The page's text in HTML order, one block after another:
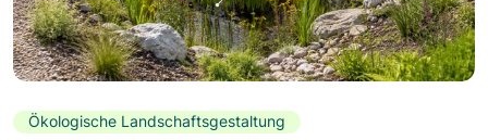
Ökologische Landschaftsgestaltung